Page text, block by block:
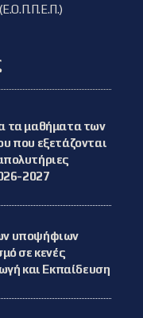
τα μαθήματα των
που εξετάζονται
2027
υποψήφιων
σε κενές
και Εκπαίδευση